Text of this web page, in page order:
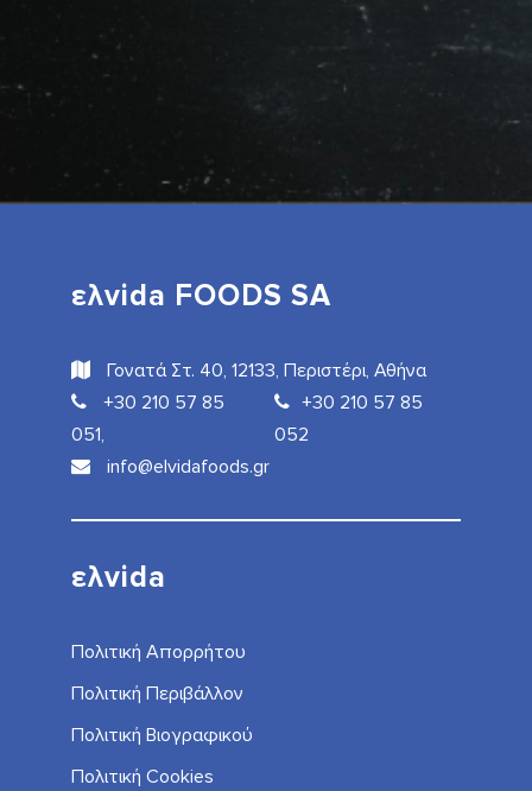
ελvida FOODS SA
Γονατά Στ. 40, 12133, Περιστέρι, Αθήνα
+30 210 57 85
051,
+30 210 57 85
052
info@elvidafoods.gr
ελvida
Πολιτική Απορρήτου
Πολιτική Περιβάλλον
Πολιτική Βιογραφικού
Πολιτική Cookies